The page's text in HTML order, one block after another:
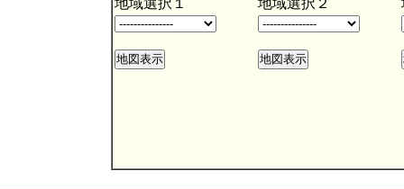
地域選択１ 地域選択２